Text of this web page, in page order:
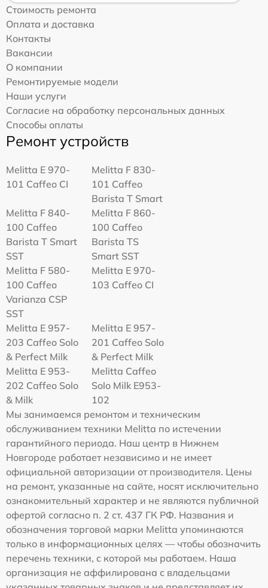
Стоимость ремонта
Оплата и доставка
Контакты
Вакансии
О компании
Ремонтируемые модели
Наши услуги
Согласие на обработку персональных данных
Способы оплаты
Ремонт устройств
Melitta Е 970-
101 Caffeo CI
Melitta F 830-
101 Caffeo
Barista T Smart
Melitta F 840-
100 Caffeo
Barista T Smart
SST
Melitta F 860-
100 Caffeo
Barista TS
Smart SST
Melitta F 580-
100 Caffeo
Varianza CSP
SST
Melitta Е 970-
103 Caffeo CI
Melitta E 957-
203 Caffeo Solo
& Perfect Milk
Melitta E 957-
201 Caffeo Solo
& Perfect Milk
Melitta Е 953-
202 Caffeo Solo
& Milk
Melitta Caffeo
Solo Milk E953-
102
Мы занимаемся ремонтом и техническим
обслуживанием техники Melitta по истечении
гарантийного периода. Наш центр в Нижнем
Новгороде работает независимо и не имеет
официальной авторизации от производителя. Цены
на ремонт, указанные на сайте, носят исключительно
ознакомительный характер и не являются публичной
офертой согласно п. 2 ст. 437 ГК РФ. Названия и
обозначения торговой марки Melitta упоминаются
только в информационных целях — чтобы обозначить
перечень техники, с которой мы работаем. Наша
организация не аффилирована с владельцами